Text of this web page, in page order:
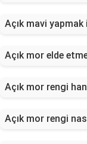
Açık mavi
Açık mor elde
Açık mor rengi
Açık mor rengi